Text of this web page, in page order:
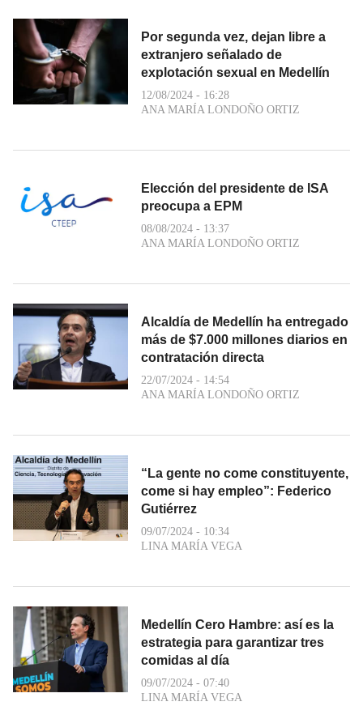
Por segunda vez, dejan libre a
extranjero señalado de
explotación sexual en Medellín
12/08/2024 - 16:28
ANA MARÍA LONDOÑO ORTIZ
Elección del presidente de ISA
preocupa a EPM
08/08/2024 - 13:37
ANA MARÍA LONDOÑO ORTIZ
Alcaldía de Medellín ha entregado
más de $7.000 millones diarios en
contratación directa
22/07/2024 - 14:54
ANA MARÍA LONDOÑO ORTIZ
“La gente no come constituyente,
come si hay empleo”: Federico
Gutiérrez
09/07/2024 - 10:34
LINA MARÍA VEGA
Medellín Cero Hambre: así es la
estrategia para garantizar tres
comidas al día
09/07/2024 - 07:40
LINA MARÍA VEGA